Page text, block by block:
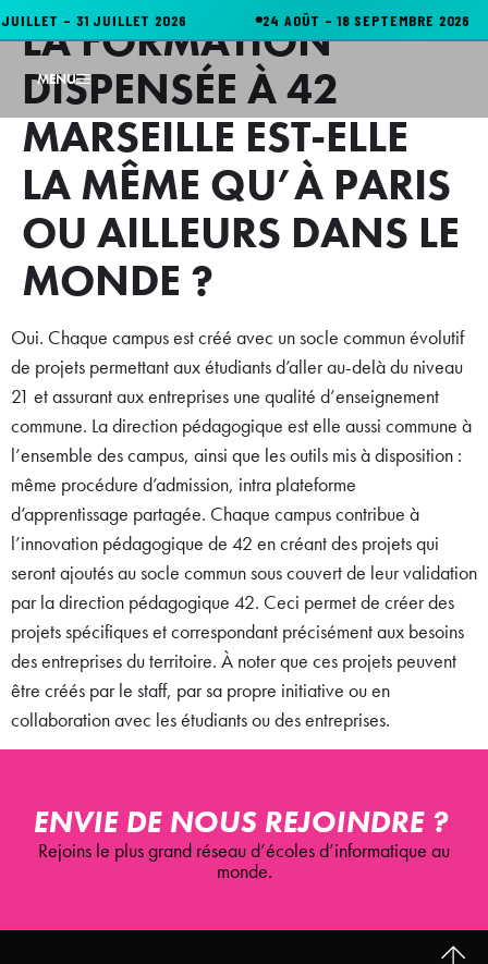
– 31 JUILLET 2026 24 AOÛT – 18 SEPTEMBRE 2026
MENU
LA FORMATION
DISPENSÉE À 42
MARSEILLE EST-ELLE
LA MÊME QU’À PARIS
OU AILLEURS DANS LE
MONDE ?
Oui. Chaque campus est créé avec un socle commun évolutif
de projets permettant aux étudiants d’aller au-delà du niveau
21 et assurant aux entreprises une qualité d’enseignement
commune. La direction pédagogique est elle aussi commune à
l’ensemble des campus, ainsi que les outils mis à disposition :
même procédure d’admission, intra plateforme
d’apprentissage partagée. Chaque campus contribue à
l’innovation pédagogique de 42 en créant des projets qui
seront ajoutés au socle commun sous couvert de leur validation
par la direction pédagogique 42. Ceci permet de créer des
projets spécifiques et correspondant précisément aux besoins
des entreprises du territoire. À noter que ces projets peuvent
être créés par le staff, par sa propre initiative ou en
collaboration avec les étudiants ou des entreprises.
ENVIE DE NOUS REJOINDRE ? ​
Rejoins le plus grand réseau d’écoles d’informatique au
monde.